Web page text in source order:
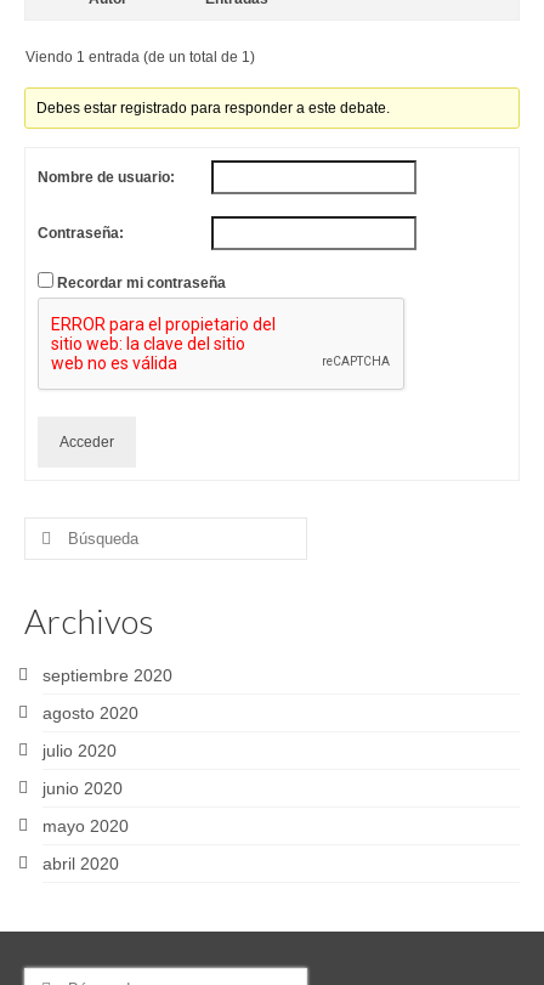
Viendo 1 entrada (de un total de 1)
Debes estar registrado para responder a este debate.
Nombre de usuario:
Contraseña:
Recordar mi contraseña
Acceder
Buscar
Archivos
septiembre 2020
agosto 2020
julio 2020
junio 2020
mayo 2020
abril 2020
Buscar